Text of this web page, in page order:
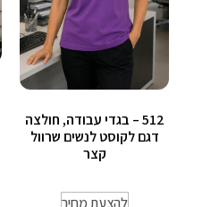
512 – בגדי עבודה, חולצה
דגם לקוסט לנשים שרוול
קצר
להצעת מחיר